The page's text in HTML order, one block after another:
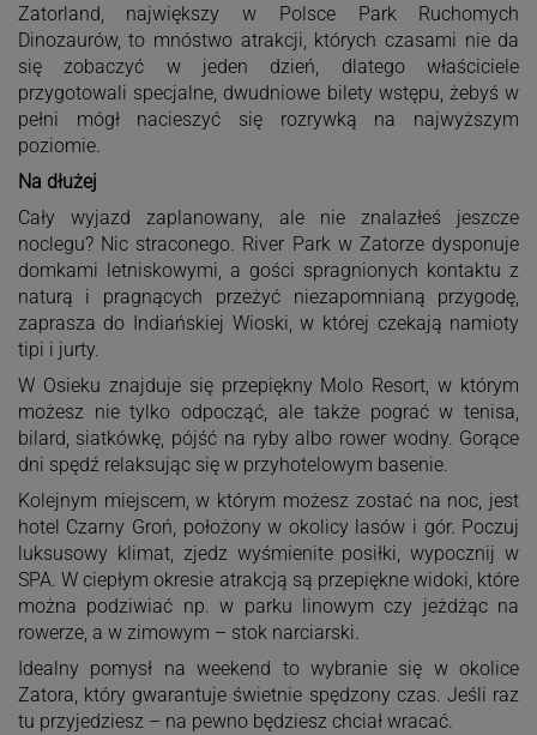
Zatorland, największy w Polsce Park Ruchomych
Dinozaurów, to mnóstwo atrakcji, których czasami nie da
się zobaczyć w jeden dzień, dlatego właściciele
przygotowali specjalne, dwudniowe bilety wstępu, żebyś w
pełni mógł nacieszyć się rozrywką na najwyższym
poziomie.
Na dłużej
Cały wyjazd zaplanowany, ale nie znalazłeś jeszcze
noclegu? Nic straconego. River Park w Zatorze dysponuje
domkami letniskowymi, a gości spragnionych kontaktu z
naturą i pragnących przeżyć niezapomnianą przygodę,
zaprasza do Indiańskiej Wioski, w której czekają namioty
tipi i jurty.
W Osieku znajduje się przepiękny Molo Resort, w którym
możesz nie tylko odpocząć, ale także pograć w tenisa,
bilard, siatkówkę, pójść na ryby albo rower wodny. Gorące
dni spędź relaksując się w przyhotelowym basenie.
Kolejnym miejscem, w którym możesz zostać na noc, jest
hotel Czarny Groń, położony w okolicy lasów i gór. Poczuj
luksusowy klimat, zjedz wyśmienite posiłki, wypocznij w
SPA. W ciepłym okresie atrakcją są przepiękne widoki, które
można podziwiać np. w parku linowym czy jeżdżąc na
rowerze, a w zimowym – stok narciarski.
Idealny pomysł na weekend to wybranie się w okolice
Zatora, który gwarantuje świetnie spędzony czas. Jeśli raz
tu przyjedziesz – na pewno będziesz chciał wracać.